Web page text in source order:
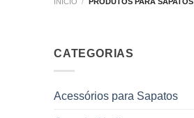
CATEGORIAS
Acessórios para Sapatos